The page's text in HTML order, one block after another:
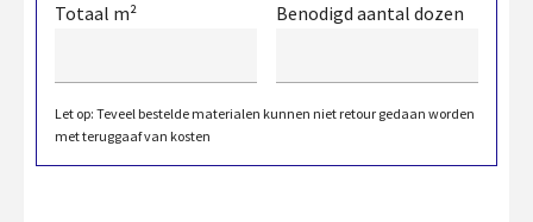
Totaal m² Benodigd aantal dozen
Let op: Teveel bestelde materialen kunnen niet retour gedaan worden
met teruggaaf van kosten